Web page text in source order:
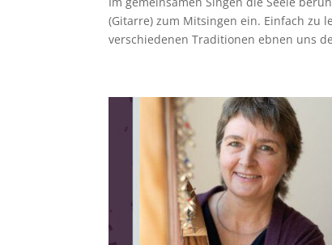
(Gitarre) zum Mitsingen ein. Einfach zu
verschiedenen Traditionen ebnen uns